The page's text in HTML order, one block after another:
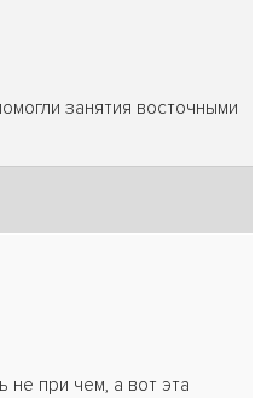
занятия восточными
не при чем, а вот эта